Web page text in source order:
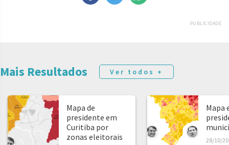
PUBLICIDADE
Mais Resultados Ver todos +
Mapa de
presidente em
Curitiba por
zonas eleitorais
Mapa
28/10/